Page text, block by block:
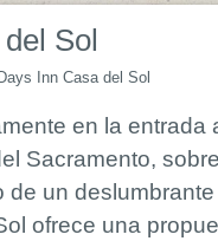
Sol
Days Inn Casa del Sol
en la entrada
Sacramento,
de un
ofrece una